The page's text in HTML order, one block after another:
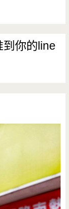
你的line